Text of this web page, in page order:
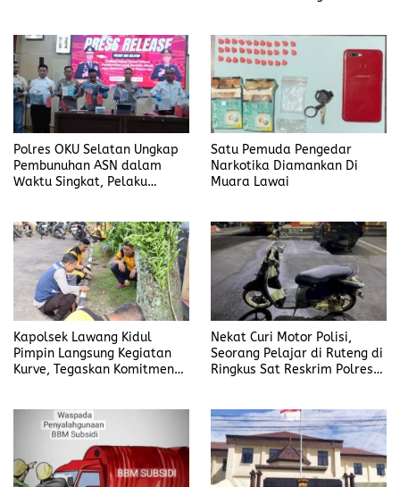
Polres OKU Selatan Ungkap
Pembunuhan ASN dalam
Waktu Singkat, Pelaku
Satu Pemuda Pengedar
Narkotika Diamankan Di
Muara Lawai
Kapolsek Lawang Kidul
Pimpin Langsung Kegiatan
Kurve, Tegaskan Komitmen
Nekat Curi Motor Polisi,
Seorang Pelajar di Ruteng di
Ringkus Sat Reskrim Polres